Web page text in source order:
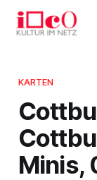
KARTEN
Minis,